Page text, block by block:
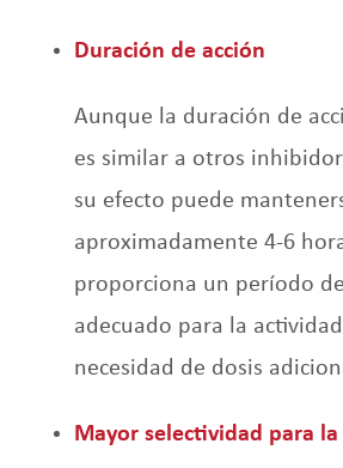
Duración de acción
Aunque la duración de
es similar a otros
su efecto puede
aproximadamente 4-6
proporciona un período
adecuado para la
necesidad de dosis
Mayor selectividad para la